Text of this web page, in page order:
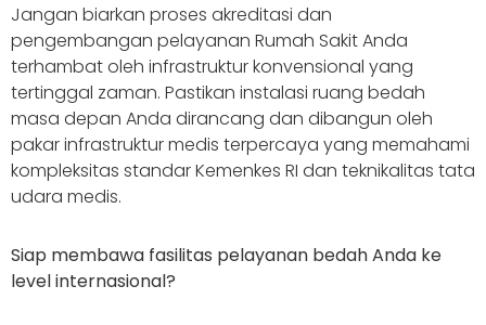
Jangan biarkan proses akreditasi dan
pengembangan pelayanan Rumah Sakit Anda
terhambat oleh infrastruktur konvensional yang
tertinggal zaman. Pastikan instalasi ruang bedah
masa depan Anda dirancang dan dibangun oleh
pakar infrastruktur medis terpercaya yang memahami
kompleksitas standar Kemenkes RI dan teknikalitas tata
udara medis.
Siap membawa fasilitas pelayanan bedah Anda ke
level internasional?